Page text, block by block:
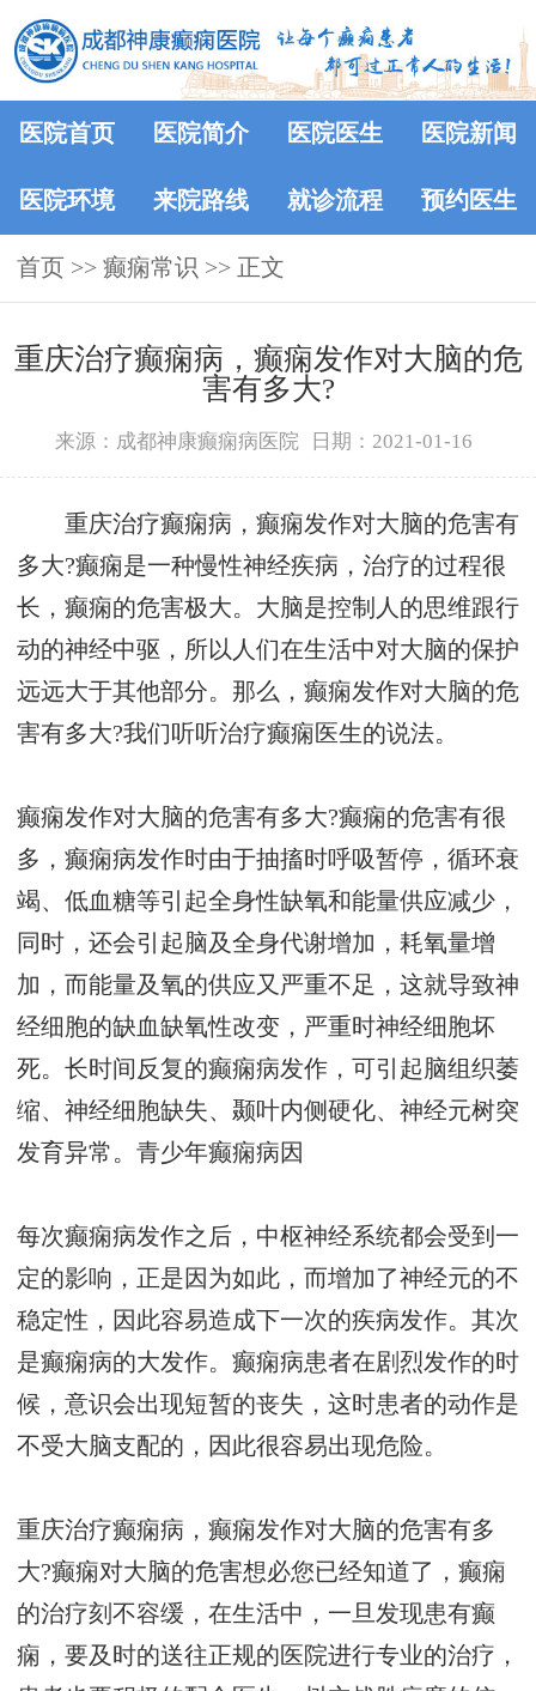
医院首页 医院简介 医院医生 医院新闻
医院环境 来院路线 就诊流程 预约医生
首页 >> 癫痫常识 >> 正文
重庆治疗癫痫病，癫痫发作对大脑的危
害有多大?
来源：成都神康癫痫病医院 日期：2021-01-16
重庆治疗癫痫病，癫痫发作对大脑的危害有
多大?癫痫是一种慢性神经疾病，治疗的过程很
长，癫痫的危害极大。大脑是控制人的思维跟行
动的神经中驱，所以人们在生活中对大脑的保护
远远大于其他部分。那么，癫痫发作对大脑的危
害有多大?我们听听治疗癫痫医生的说法。
癫痫发作对大脑的危害有多大?癫痫的危害有很
多，癫痫病发作时由于抽搐时呼吸暂停，循环衰
竭、低血糖等引起全身性缺氧和能量供应减少，
同时，还会引起脑及全身代谢增加，耗氧量增
加，而能量及氧的供应又严重不足，这就导致神
经细胞的缺血缺氧性改变，严重时神经细胞坏
死。长时间反复的癫痫病发作，可引起脑组织萎
缩、神经细胞缺失、颞叶内侧硬化、神经元树突
发育异常。 青少年癫痫病因
每次癫痫病发作之后，中枢神经系统都会受到一
定的影响，正是因为如此，而增加了神经元的不
稳定性，因此容易造成下一次的疾病发作。其次
是癫痫病的大发作。癫痫病患者在剧烈发作的时
候，意识会出现短暂的丧失，这时患者的动作是
不受大脑支配的，因此很容易出现危险。
重庆治疗癫痫病，癫痫发作对大脑的危害有多
大?癫痫对大脑的危害想必您已经知道了，癫痫
的治疗刻不容缓，在生活中，一旦发现患有癫
痫，要及时的送往正规的医院进行专业的治疗，